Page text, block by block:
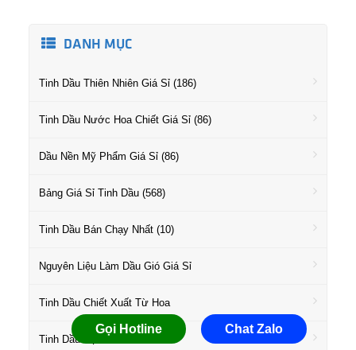
DANH MỤC
Tinh Dầu Thiên Nhiên Giá Sỉ (186)
Tinh Dầu Nước Hoa Chiết Giá Sỉ (86)
Dầu Nền Mỹ Phẩm Giá Sỉ (86)
Bảng Giá Sỉ Tinh Dầu (568)
Tinh Dầu Bán Chạy Nhất (10)
Nguyên Liệu Làm Dầu Gió Giá Sỉ
Tinh Dầu Chiết Xuất Từ Hoa
Tinh Dầu Họ Gỗ Giá Sỉ
Gọi Hotline Chat Zalo